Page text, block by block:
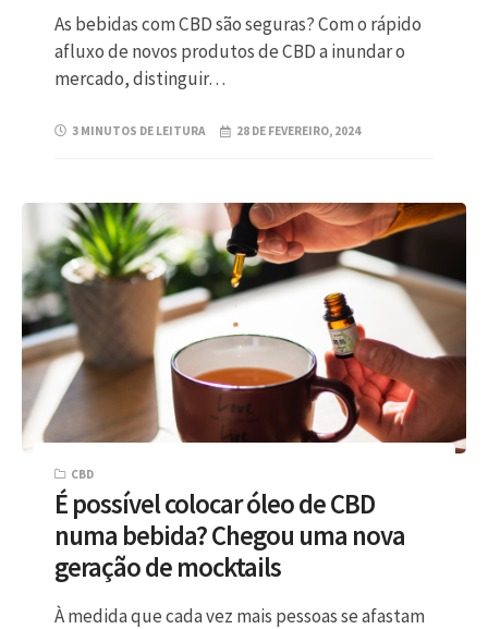
As bebidas com CBD são seguras? Com o rápido
afluxo de novos produtos de CBD a inundar o
mercado, distinguir…
3 MINUTOS DE LEITURA 28 DE FEVEREIRO, 2024
CBD
É possível colocar óleo de CBD
numa bebida? Chegou uma nova
geração de mocktails
À medida que cada vez mais pessoas se afastam